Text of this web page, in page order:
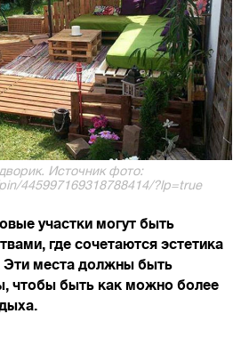
Источник фото:
445997169318788414/?lp=true
участки могут быть
где сочетаются эстетика
Эти места должны быть
чтобы быть как можно более